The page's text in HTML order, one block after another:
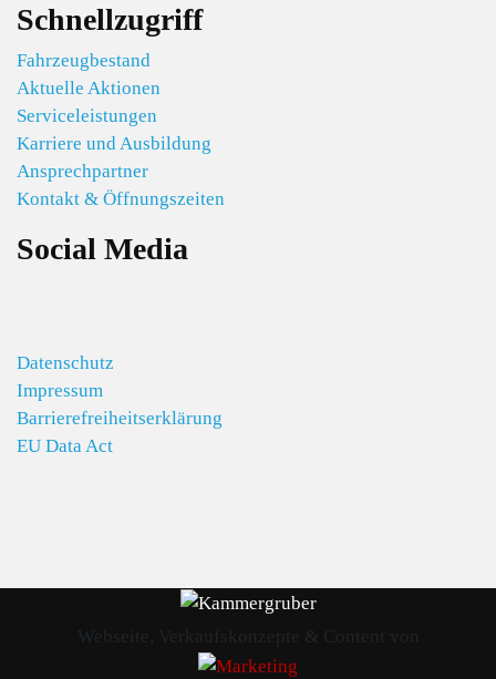
Schnellzugriff
Fahrzeugbestand
Aktuelle Aktionen
Serviceleistungen
Karriere und Ausbildung
Ansprechpartner
Kontakt & Öffnungszeiten
Social Media
Datenschutz
Impressum
Barrierefreiheitserklärung
EU Data Act
Webseite, Verkaufskonzepte & Content von